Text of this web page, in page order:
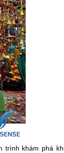
trình khám phá